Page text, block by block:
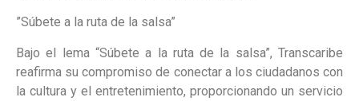
”Súbete a la ruta de la salsa”
Bajo el lema “Súbete a la ruta de la salsa”, Transcaribe
reafirma su compromiso de conectar a los ciudadanos con
la cultura y el entretenimiento, proporcionando un servicio